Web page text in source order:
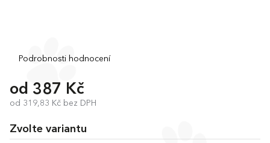
Průměrné
produktu
je
0,0
5
hvězdiček.
Podrobnosti hodnocení
od 387 Kč
od 319,83 Kč bez DPH
Zvolte variantu